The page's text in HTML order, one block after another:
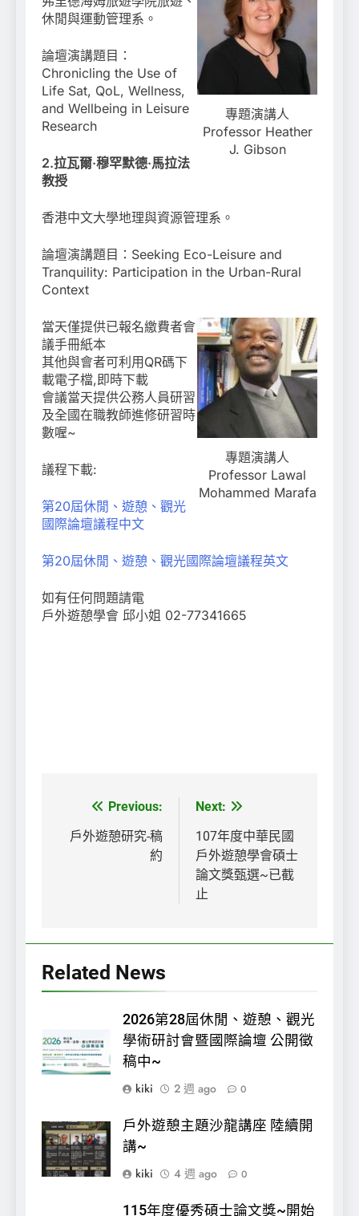
專題演講人
Professor Heather
J. Gibson
休閒與運動管理系。
論壇演講題目：
Chronicling the Use of
Life Sat, QoL, Wellness,
and Wellbeing in Leisure
Research
2.拉瓦爾·穆罕默德·馬拉法
教授
香港中文大學地理與資源管理系。
論壇演講題目：Seeking Eco-Leisure and
Tranquility: Participation in the Urban-Rural
Context
專題演講人
Professor Lawal
Mohammed Marafa
當天僅提供已報名繳費者會
議手冊紙本
其他與會者可利用QR碼下
載電子檔,即時下載
會議當天提供公務人員研習
及全國在職教師進修研習時
數喔~
議程下載:
第20屆休閒、遊憩、觀光
國際論壇議程中文
第20屆休閒、遊憩、觀光國際論壇議程英文
如有任何問題請電
戶外遊憩學會 邱小姐 02-77341665
章
Previous:
戶外遊憩研究-稿
約
Next:
107年度中華民國
戶外遊憩學會碩士
論文獎甄選~已截
止
Related News
2026第28屆休閒、遊憩、觀光
學術研討會暨國際論壇 公開徵
稿中~
kiki
2 週 ago 0
戶外遊憩主題沙龍講座 陸續開
講~
kiki
4 週 ago 0
115年度優秀碩士論文獎~開始